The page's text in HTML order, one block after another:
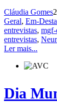
Cláudia Gomes
Geral, Em-
entrevistas, mgf-
entrevistas,
Ler mais...
Dia